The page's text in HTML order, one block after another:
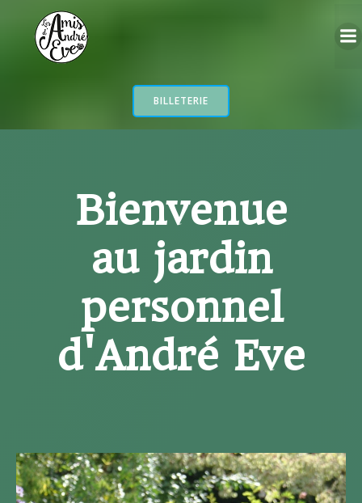
BILLETERIE
Bienvenue
au jardin
personnel
d'André Eve